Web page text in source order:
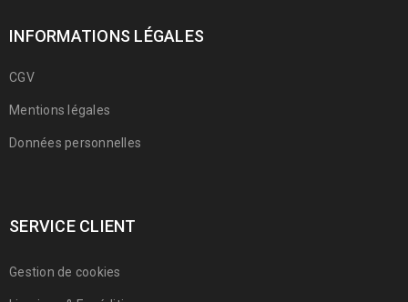
INFORMATIONS LÉGALES
CGV
Mentions légales
Données personnelles
SERVICE CLIENT
Gestion de cookies